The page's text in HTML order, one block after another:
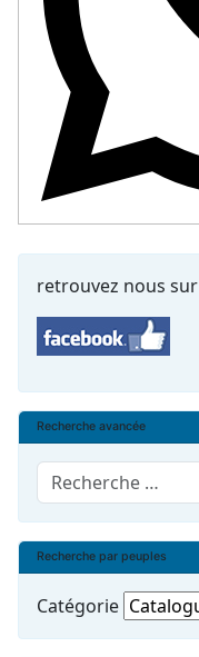
retrouvez nous sur
Recherche avancée
Rechercher
Recherche par peuples
Catégorie